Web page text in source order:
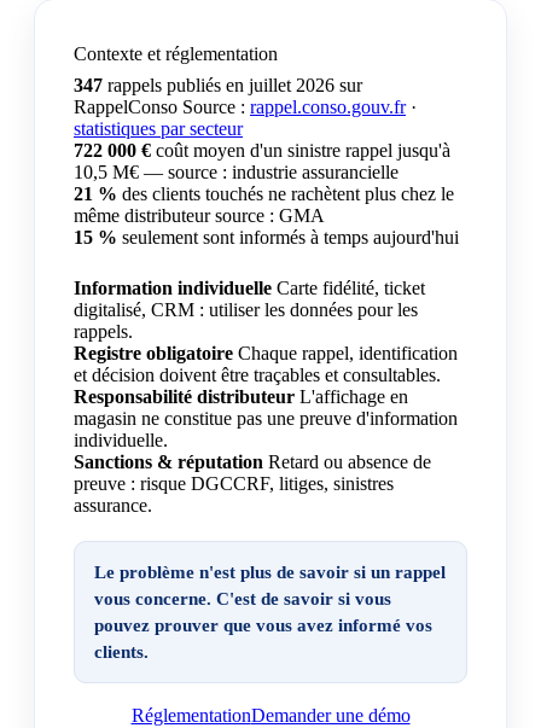
Contexte et réglementation
347 rappels publiés en juillet 2026 sur
RappelConso Source : rappel.conso.gouv.fr·
statistiques par secteur
722 000 € coût moyen d'un sinistre rappel jusqu'à
10,5 M€ — source : industrie assurancielle
21 % des clients touchés ne rachètent plus chez le
même distributeur source : GMA
15 % seulement sont informés à temps aujourd'hui
Information individuelle Carte fidélité, ticket
digitalisé, CRM : utiliser les données pour les
rappels.
Registre obligatoire Chaque rappel, identification
et décision doivent être traçables et consultables.
Responsabilité distributeur L'affichage en
magasin ne constitue pas une preuve d'information
individuelle.
Sanctions & réputation Retard ou absence de
preuve : risque DGCCRF, litiges, sinistres
assurance.
Le problème n'est plus de savoir si un rappel
vous concerne. C'est de savoir si vous
pouvez prouver que vous avez informé vos
clients.
RéglementationDemander une démo